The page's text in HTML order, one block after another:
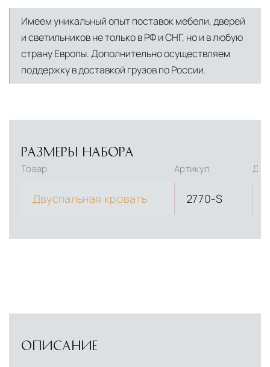
Имеем уникальный опыт поставок мебели, дверей
и светильников не только в РФ и СНГ, но и в любую
страну Европы. Дополнительно осуществляем
поддержку в доставкой грузов по России.
РАЗМЕРЫ НАБОРА
Товар Артикул
Двуспальная кровать 2770-S
ОПИСАНИЕ